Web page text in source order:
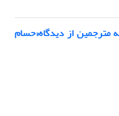
از دیدگاه«حسام